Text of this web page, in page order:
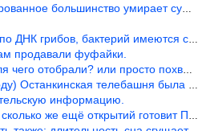
большинство умирает существенно ча
грибов, бактерий имеются сведения из
продавали фуфайки.
отобрали? или просто похвастались.
телебашня была самым в
информацию.
же ещё открытий готовит Просвещень